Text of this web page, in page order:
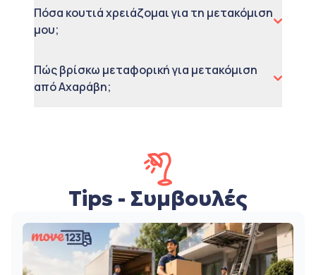
Πόσα κουτιά χρειάζομαι για τη μετακόμιση
μου;
Πώς βρίσκω μεταφορική για μετακόμιση
από Αχαράβη;
Tips - Συμβουλές